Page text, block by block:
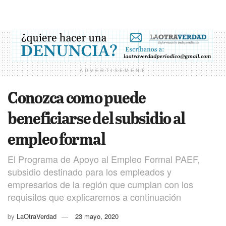
ADVERTISEMENT
Conozca como puede
beneficiarse del subsidio al
empleo formal
El Programa de Apoyo al Empleo Formal PAEF,
subsidio destinado para los empleados y
empresarios de la región que cumplan con los
requisitos que explicaremos a continuación
by LaOtraVerdad 23 mayo, 2020